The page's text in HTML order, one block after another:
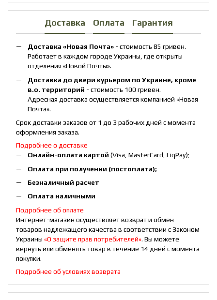
Доставка Оплата Гарантия
Доставка «Новая Почта» - стоимость 85 гривен.
Работает в каждом городе Украины, где открыты
отделения «Новой Почты».
Доставка до двери курьером по Украине, кроме
в.о. территорий - стоимость 100 гривен.
Адресная доставка осуществляется компанией «Новая
Почта».
Срок доставки заказов от 1 до 3 рабочих дней с момента
оформления заказа.
Подробнее о доставке
Онлайн-оплата картой (Visa, MasterCard, LiqPay);
Оплата при получении (постоплата);
Безналичный расчет
Оплата наличными
Подробнее об оплате
Интернет-магазин осуществляет возврат и обмен
товаров надлежащего качества в соответствии с Законом
Украины «О защите прав потребителей». Вы можете
вернуть или обменять товар в течение 14 дней с момента
покупки.
Подробнее об условиях возврата